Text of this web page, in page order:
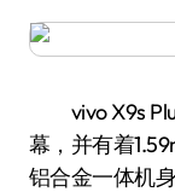
vivo X9s
幕，并有着
铝合金一体机